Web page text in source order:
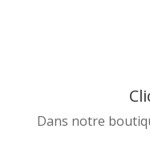
Dans notre